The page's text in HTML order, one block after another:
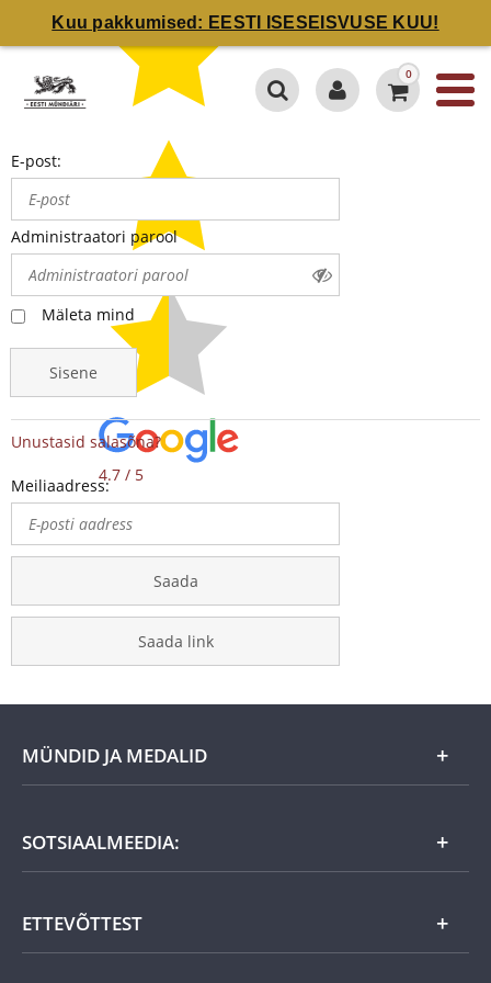
Kuu pakkumised: EESTI ISESEISVUSE KUU!
4.7 / 5
0
E-post:
Administraatori parool
Mäleta mind
Sisene
Unustasid salasõna?
Meiliaadress:
Saada
Saada link
MÜNDID JA MEDALID
Kuu eripakkumine
Kingiideed
Eesti tooted
SOTSIAALMEEDIA:
ETTEVÕTTEST